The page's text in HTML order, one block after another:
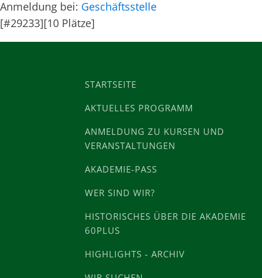
Anmeldung bei: Geschäftsstelle
[#29233][10 Plätze]
STARTSEITE
AKTUELLES PROGRAMM
ANMELDUNG ZU KURSEN UND
VERANSTALTUNGEN
AKADEMIE-PASS
WER SIND WIR?
HISTORISCHES ÜBER DIE AKADEMIE
60PLUS
HIGHLIGHTS - ARCHIV